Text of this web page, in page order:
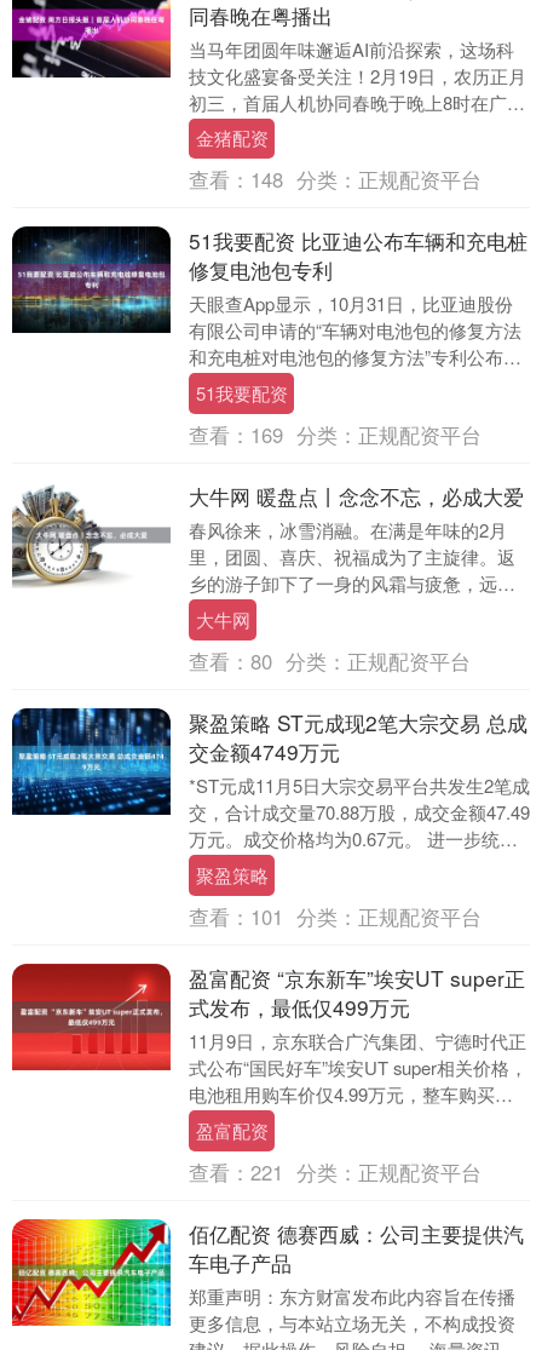
同春晚在粤播出
当马年团圆年味邂逅AI前沿探索，这场科
技文化盛宴备受关注！2月19日，农历正月
初三，首届人机协同春晚于晚上8时在广东
卫视首播。 晚会以“梦想照进现实”为主
题，演....
金猪配资
查看： 148 分类： 正规配资平台
51我要配资 比亚迪公布车辆和充电桩
修复电池包专利
天眼查App显示，10月31日，比亚迪股份
有限公司申请的“车辆对电池包的修复方法
和充电桩对电池包的修复方法”专利公布。
摘要显示，本发明涉及电池技术领域，所
述车....
51我要配资
查看： 169 分类： 正规配资平台
大牛网 暖盘点丨念念不忘，必成大爱
春风徐来，冰雪消融。在满是年味的2月
里，团圆、喜庆、祝福成为了主旋律。返
乡的游子卸下了一身的风霜与疲惫，远方
的朋友得以面对面诉说思念……在享受幸
福的过程中，我们....
大牛网
查看： 80 分类： 正规配资平台
聚盈策略 ST元成现2笔大宗交易 总成
交金额4749万元
*ST元成11月5日大宗交易平台共发生2笔成
交，合计成交量70.88万股，成交金额47.49
万元。成交价格均为0.67元。 进一步统
计，近3个月内该股累计发生4....
聚盈策略
查看： 101 分类： 正规配资平台
盈富配资 “京东新车”埃安UT super正
式发布，最低仅499万元
11月9日，京东联合广汽集团、宁德时代正
式公布“国民好车”埃安UT super相关价格，
电池租用购车价仅4.99万元，整车购买价
为8.99万元。这款“京东新车”....
盈富配资
查看： 221 分类： 正规配资平台
佰亿配资 德赛西威：公司主要提供汽
车电子产品
郑重声明：东方财富发布此内容旨在传播
更多信息，与本站立场无关，不构成投资